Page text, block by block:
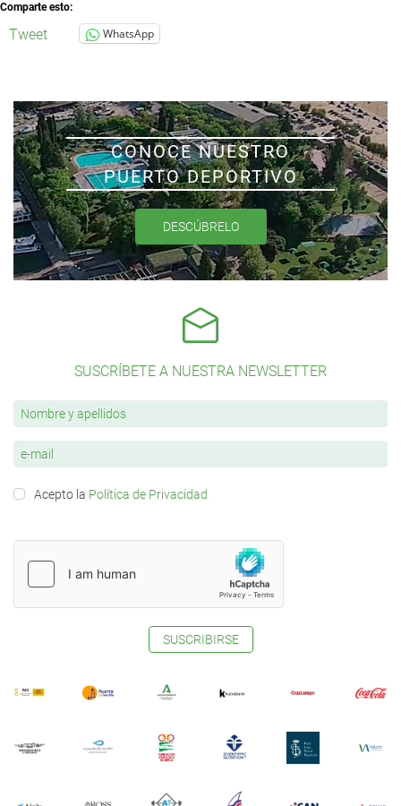
Comparte esto:
Tweet WhatsApp
CONOCE NUESTRO
PUERTO DEPORTIVO
DESCÚBRELO
SUSCRÍBETE A NUESTRA NEWSLETTER
Acepto la Política de Privacidad
SUSCRIBIRSE